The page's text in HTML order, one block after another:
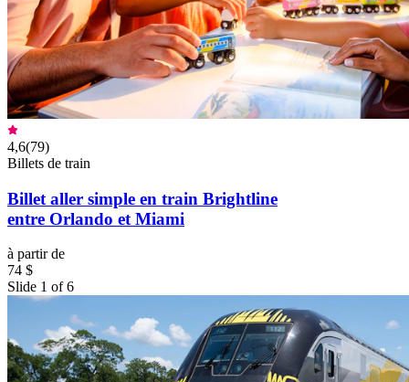
4,6(79)
Billets de train
Billet aller simple en train Brightline
entre Orlando et Miami
à partir de
74 $
Slide 1 of 6